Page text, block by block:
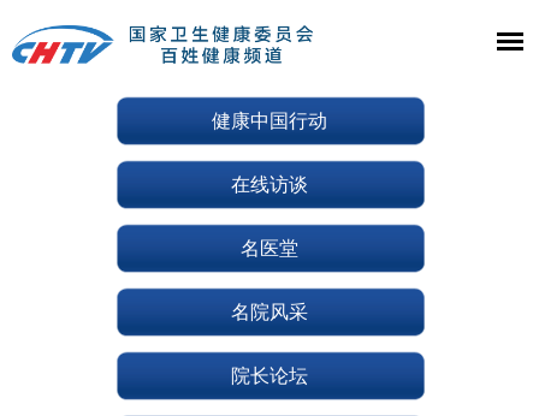
健康中国行动
在线访谈
名医堂
名院风采
院长论坛